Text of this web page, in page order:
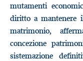
mutamenti
diritto a mantenere
matrimonio,
concezione
sistemazione